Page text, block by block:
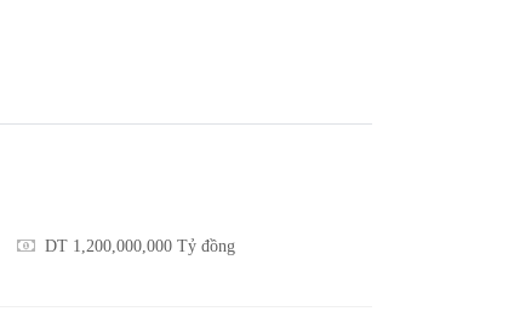
DT 1,200,000,000 Tỷ đồng